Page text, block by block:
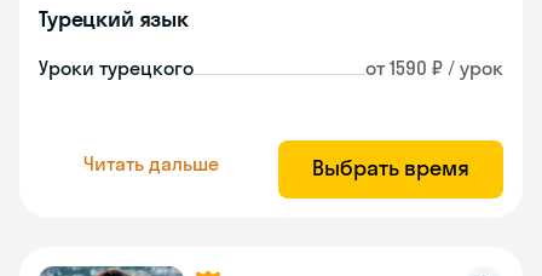
Турецкий язык
Уроки турецкого от 1590 ₽ / урок
Читать дальше Выбрать время